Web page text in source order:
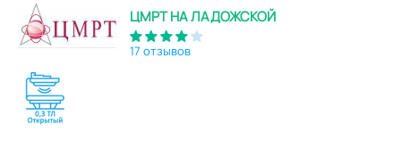
ЦМРТ НА ЛАДОЖСКОЙ
17 отзывов